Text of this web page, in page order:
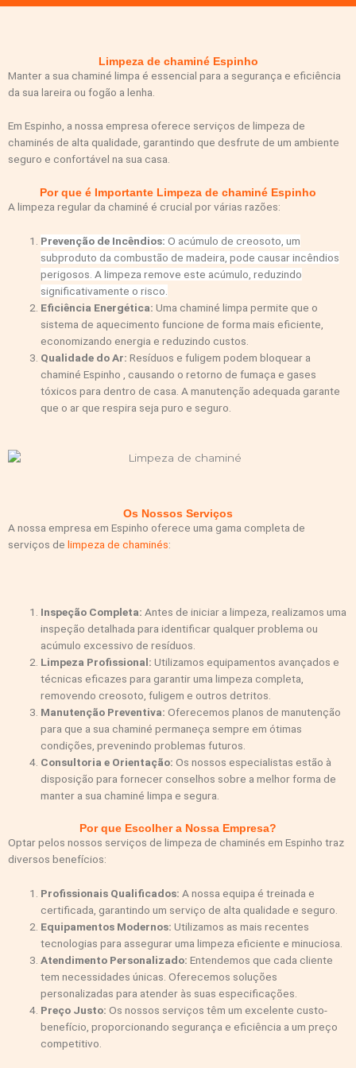
Limpeza de chaminé Espinho​
Manter a sua chaminé limpa é essencial para a segurança e eficiência
da sua lareira ou fogão a lenha.
Em Espinho, a nossa empresa oferece serviços de limpeza de
chaminés de alta qualidade, garantindo que desfrute de um ambiente
seguro e confortável na sua casa.
Por que é Importante Limpeza de chaminé Espinho
A limpeza regular da chaminé é crucial por várias razões:
Prevenção de Incêndios: O acúmulo de creosoto, um
subproduto da combustão de madeira, pode causar incêndios
perigosos. A limpeza remove este acúmulo, reduzindo
significativamente o risco.
Eficiência Energética: Uma chaminé limpa permite que o
sistema de aquecimento funcione de forma mais eficiente,
economizando energia e reduzindo custos.
Qualidade do Ar: Resíduos e fuligem podem bloquear a
chaminé Espinho , causando o retorno de fumaça e gases
tóxicos para dentro de casa. A manutenção adequada garante
que o ar que respira seja puro e seguro.
Os Nossos Serviços
A nossa empresa em Espinho oferece uma gama completa de
serviços de limpeza de chaminés:
Inspeção Completa: Antes de iniciar a limpeza, realizamos uma
inspeção detalhada para identificar qualquer problema ou
acúmulo excessivo de resíduos.
Limpeza Profissional:Utilizamos equipamentos avançados e
técnicas eficazes para garantir uma limpeza completa,
removendo creosoto, fuligem e outros detritos.
Manutenção Preventiva:Oferecemos planos de manutenção
para que a sua chaminé permaneça sempre em ótimas
condições, prevenindo problemas futuros.
Consultoria e Orientação: Os nossos especialistas estão à
disposição para fornecer conselhos sobre a melhor forma de
manter a sua chaminé limpa e segura.
Por que Escolher a Nossa Empresa?
Optar pelos nossos serviços de limpeza de chaminés em Espinho traz
diversos benefícios:
Profissionais Qualificados: A nossa equipa é treinada e
certificada, garantindo um serviço de alta qualidade e seguro.
Equipamentos Modernos: Utilizamos as mais recentes
tecnologias para assegurar uma limpeza eficiente e minuciosa.
Atendimento Personalizado: Entendemos que cada cliente
tem necessidades únicas. Oferecemos soluções
personalizadas para atender às suas especificações.
Preço Justo: Os nossos serviços têm um excelente custo-
benefício, proporcionando segurança e eficiência a um preço
competitivo.